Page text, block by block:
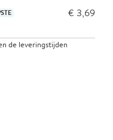
€ 3,69
de leveringstijden